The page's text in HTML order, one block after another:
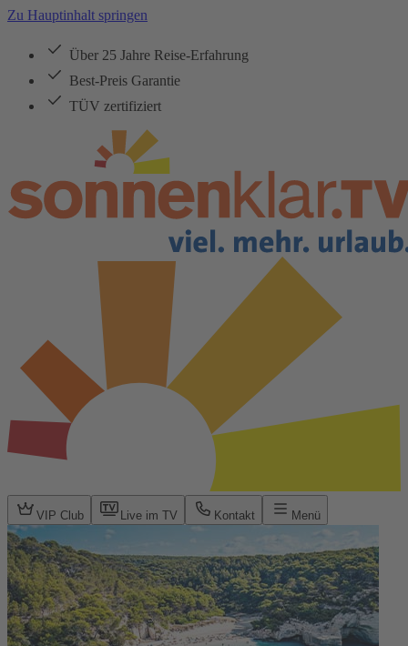
Zu Hauptinhalt springen
Über 25 Jahre Reise-Erfahrung
Best-Preis Garantie
TÜV zertifiziert
VIP Club Live im TV Kontakt Menü